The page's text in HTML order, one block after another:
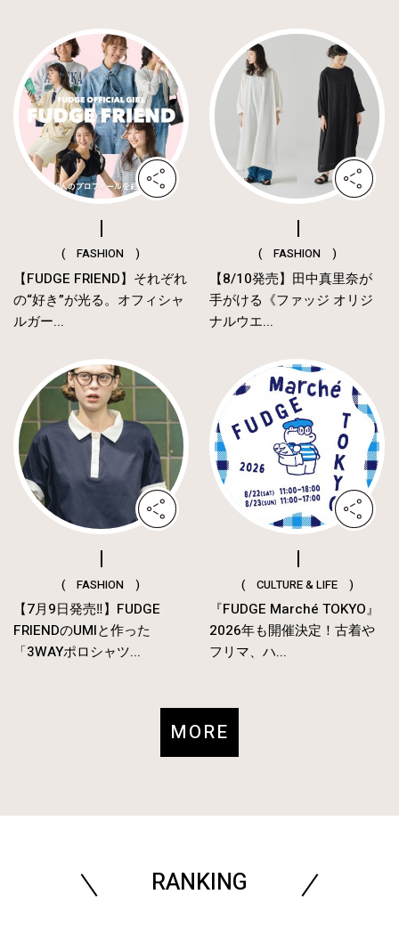
( FASHION )
【FUDGE FRIEND】それぞれ
の“好き”が光る。オフィシャ
ルガー...
( FASHION )
【8/10発売】田中真里奈が
手がける《ファッジ オリジ
ナルウエ...
( FASHION )
【7月9日発売‼︎】FUDGE
FRIENDのUMIと作った
「3WAYポロシャツ...
( CULTURE & LIFE )
『FUDGE Marché TOKYO』
2026年も開催決定！古着や
フリマ、ハ...
MORE
RANKING